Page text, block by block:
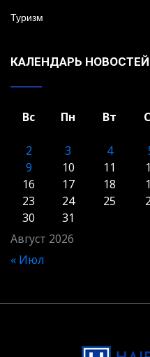
Туризм
КАЛЕНДАРЬ НОВОСТЕЙ
Август 2026
Вс Пн Вт
2
3 4
9
10 11
16
17 18
23
24 25
30
31
« Июл